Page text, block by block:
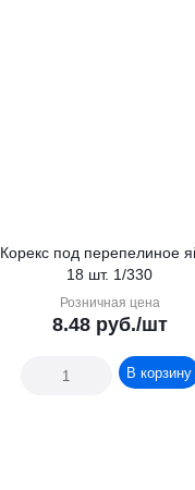
Корекс под перепелиное
18 шт. 1/330
Розничная цена
8.48руб./шт
В корзину